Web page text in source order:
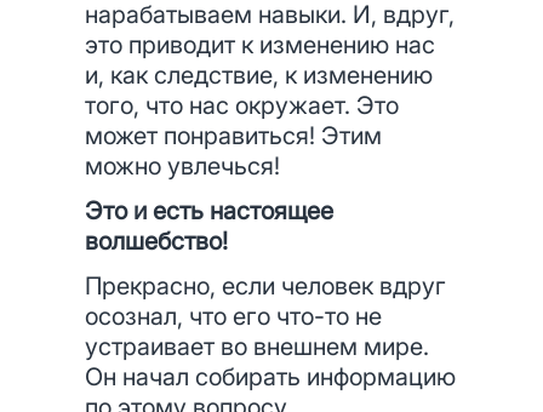
нарабатываем навыки. И, вдруг,
это приводит к изменению нас
и, как следствие, к изменению
того, что нас окружает. Это
может понравиться! Этим
можно увлечься!
Это и есть настоящее
волшебство!
Прекрасно, если человек вдруг
осознал, что его что-то не
устраивает во внешнем мире.
Он начал собирать информацию